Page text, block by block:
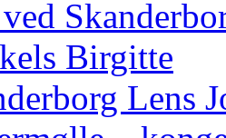
Birgitte
Lens